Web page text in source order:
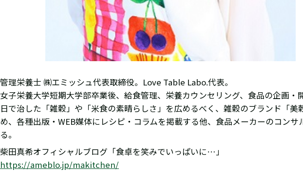
管理栄養士 ㈱エミッシュ代表取締役。Love Table Labo.代表。
女子栄養大学短期大学部卒業後、給食管理、栄養カウンセリング、食品の企画
日で治した「雑穀」や「米食の素晴らしさ」を広めるべく、雑穀のブランド「
め、各種出版・WEB媒体にレシピ・コラムを掲載する他、食品メーカーのコン
る。
柴田真希オフィシャルブログ「食卓を笑みでいっぱいに…」
https://ameblo.jp/makitchen/